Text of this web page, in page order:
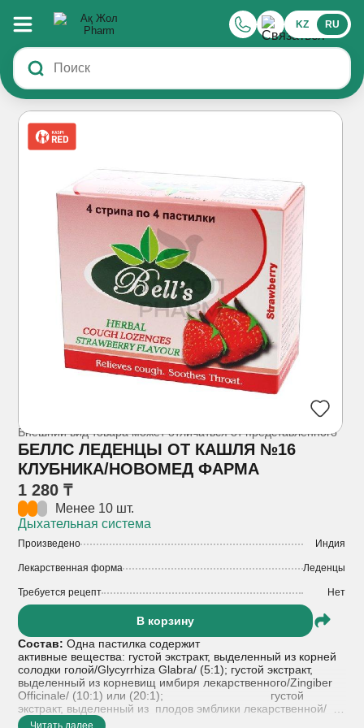
KZ RU
Внешний вид товара может отличаться от представленного
БЕЛЛС ЛЕДЕНЦЫ ОТ КАШЛЯ №16
КЛУБНИКА/НОВОМЕД ФАРМА
1 280 ₸
Менее 10 шт.
Дыхательная система
Произведено Индия
Лекарственная форма Леденцы
Требуется рецепт Нет
В корзину
Состав: Одна пастилка содержит
активные вещества: густой экстракт, выделенный из корней
солодки голой/Glycyrrhiza Glabra/ (5:1); густой экстракт,
выделенный из корневищ имбиря лекарственного/Zingiber
Officinale/ (10:1) или (20:1); густой
экстракт, выделенный из плодов эмблики лекарственной/
Emblica Officinalis/ (4:1); ментол.
Читать далее